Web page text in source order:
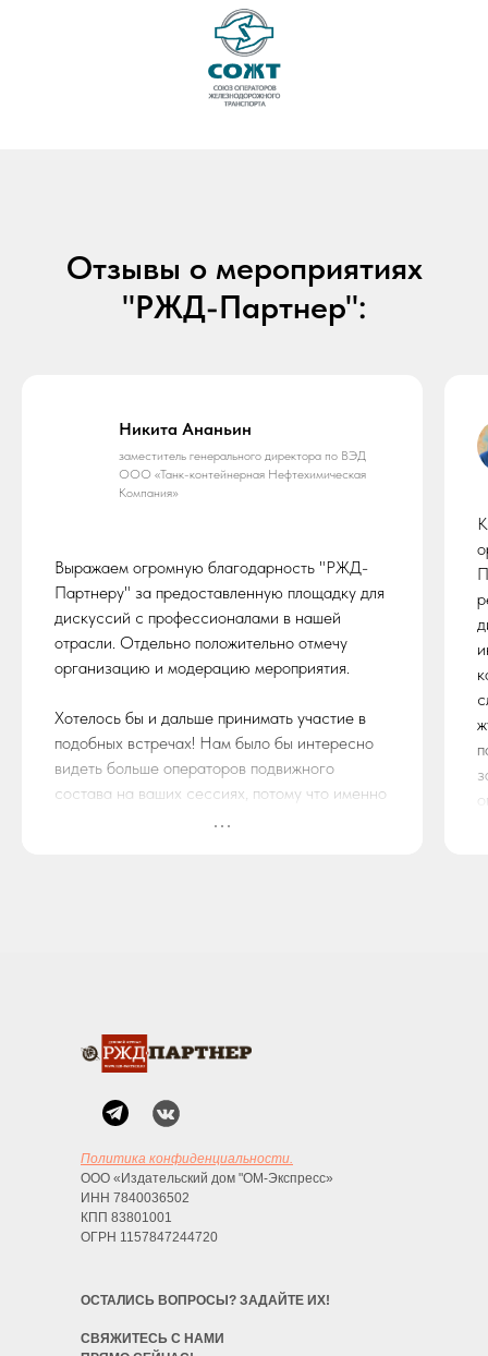
Отзывы о мероприятиях
"РЖД-Партнер":
Никита Ананьин
заместитель генерального директора по ВЭД
ООО «Танк-контейнерная Нефтехимическая
Компания»
Выражаем огромную благодарность "РЖД-
Партнеру" за предоставленную площадку для
дискуссий с профессионалами в нашей
отрасли. Отдельно положительно отмечу
организацию и модерацию мероприятия.
Хотелось бы и дальше принимать участие в
подобных встречах! Нам было бы интересно
видеть больше операторов подвижного
состава на ваших сессиях, потому что именно
ОСТАЛИСЬ ВОПРОСЫ? ЗАДАЙТЕ ИХ!
СВЯЖИТЕСЬ С НАМИ
Политика конфиденциальности.
ООО «Издательский дом "ОМ-Экспресс»
ИНН 7840036502
КПП 83801001
ОГРН 1157847244720